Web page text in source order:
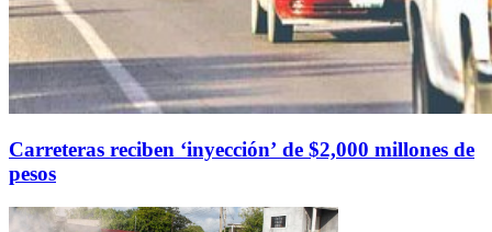
Carreteras reciben ‘inyección’ de $2,000 millones de
pesos